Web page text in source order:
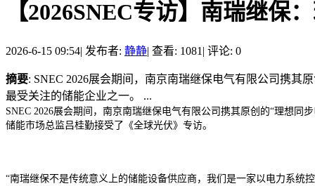
【2026SNEC专访】南瑞继保
2026-6-15 09:54| 发布者: 静静| 查看: 1081 | 评论: 0
摘要: SNEC 2026展会期间，南京南瑞继保电气有限公司携其
最受关注的储能企业之一。 ...
SNEC 2026展会期间，南京南瑞继保电气有限公司携其原创的“理想
储能市场总监吕桂勤接受了《全球光伏》专访。
“南瑞继保不是传统意义上的储能设备供应商，我们是一家以电力系统